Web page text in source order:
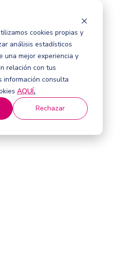
cookies propias y
análisis estadísticos
una mejor experiencia y
relación con tus
información consulta
AQUÍ.
Rechazar